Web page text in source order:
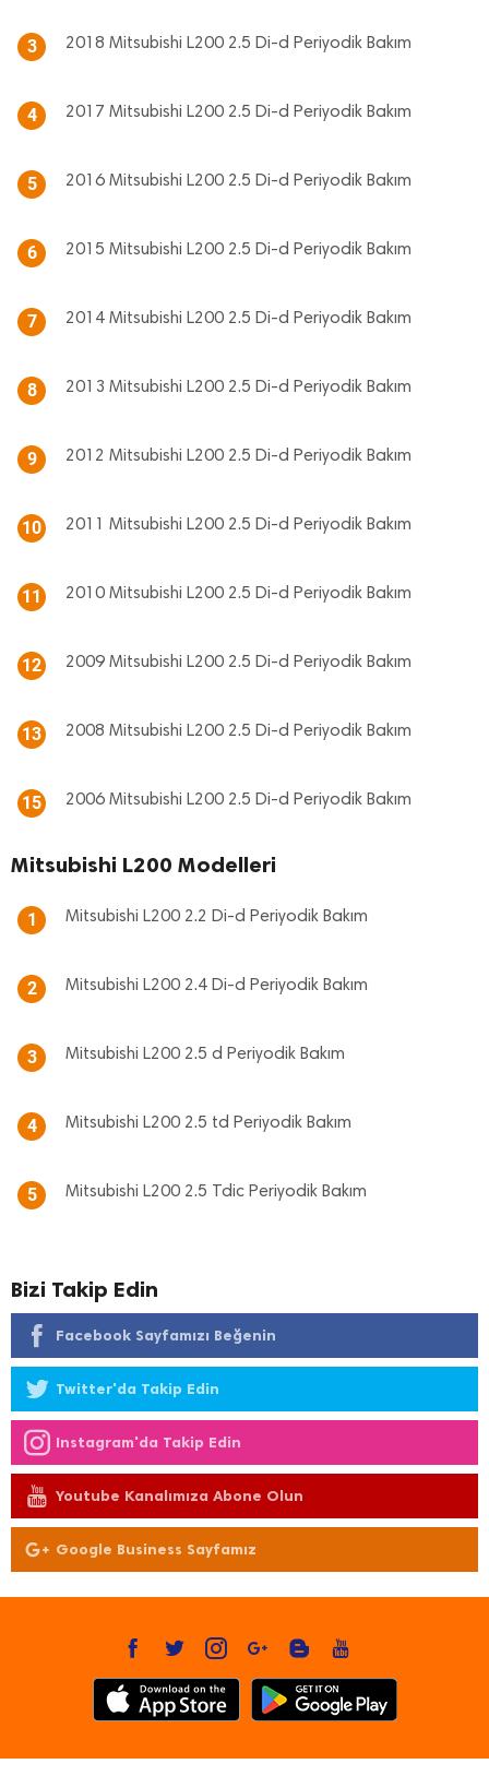
3 2018 Mitsubishi L200 2.5 Di-d Periyodik Bakım
4 2017 Mitsubishi L200 2.5 Di-d Periyodik Bakım
5 2016 Mitsubishi L200 2.5 Di-d Periyodik Bakım
6 2015 Mitsubishi L200 2.5 Di-d Periyodik Bakım
7 2014 Mitsubishi L200 2.5 Di-d Periyodik Bakım
8 2013 Mitsubishi L200 2.5 Di-d Periyodik Bakım
9 2012 Mitsubishi L200 2.5 Di-d Periyodik Bakım
10 2011 Mitsubishi L200 2.5 Di-d Periyodik Bakım
11 2010 Mitsubishi L200 2.5 Di-d Periyodik Bakım
12 2009 Mitsubishi L200 2.5 Di-d Periyodik Bakım
13 2008 Mitsubishi L200 2.5 Di-d Periyodik Bakım
15 2006 Mitsubishi L200 2.5 Di-d Periyodik Bakım
Mitsubishi L200 Modelleri
1 Mitsubishi L200 2.2 Di-d Periyodik Bakım
2 Mitsubishi L200 2.4 Di-d Periyodik Bakım
3 Mitsubishi L200 2.5 d Periyodik Bakım
4 Mitsubishi L200 2.5 td Periyodik Bakım
5 Mitsubishi L200 2.5 Tdic Periyodik Bakım
Bizi Takip Edin
Facebook Sayfamızı Beğenin
Twitter'da Takip Edin
Instagram'da Takip Edin
Youtube Kanalımıza Abone Olun
Google Business Sayfamız